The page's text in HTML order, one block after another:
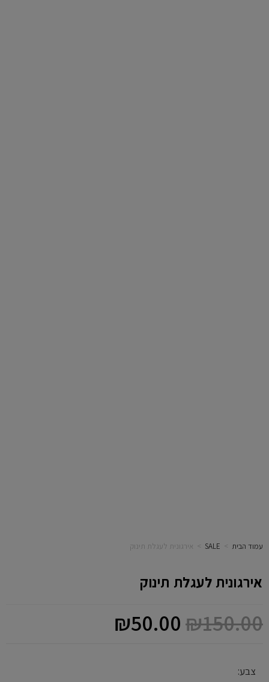
עמוד הבית >
SALE
> אירגונית לעגלת תינוק
אירגונית לעגלת תינוק
₪150.00
₪50.00
צבע: